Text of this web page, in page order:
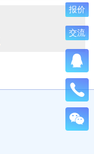
报价
交流